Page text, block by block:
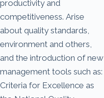
productivity and
competitiveness. Arise
about quality standards,
environment and others,
and the introduction of new
management tools such as:
Criteria for Excellence as